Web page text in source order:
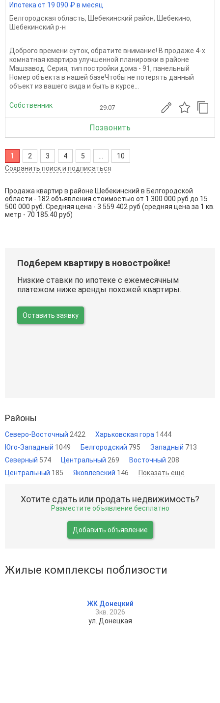
Ипотека от 19 090 ₽ в месяц
Белгородская область, Шебекинский район, Шебекино,
Шебекинский р-н
Доброго времени суток, обратите внимание! В продаже 4-х
комнатная квартира улучшенной планировки в районе
Машзавод. Серия, тип постройки дома - 91, панельный
Номер объекта в нашей базеЧтобы не потерять данный
объект из вашего вида и быть в курсе...
Собственник 29.07
Позвонить
1 2 3 4 5
10
Сохранить поиск и подписаться
Продажа квартир в районе Шебекинский в Белгородской
области - 182 объявления стоимостью от 1 300 000 руб до 15
500 000 руб. Средняя цена - 3 559 402 руб (средняя цена за 1 кв.
метр - 70 185.40 руб)
Подберем квартиру в новостройке!
Низкие ставки по ипотеке с ежемесячным
платежом ниже аренды похожей квартиры.
Оставить заявку
Районы
Северо-Восточный 2422 Харьковская гора 1444
Юго-Западный 1049 Белгородский 795 Западный 713
Северный 574 Центральный 269 Восточный 208
Центральный 185 Яковлевский 146 Показать ещё
Хотите сдать или продать недвижимость?
Разместите объявление бесплатно
Добавить объявление
Жилые комплексы поблизости
ЖК Донецкий
3кв. 2026
ул. Донецкая